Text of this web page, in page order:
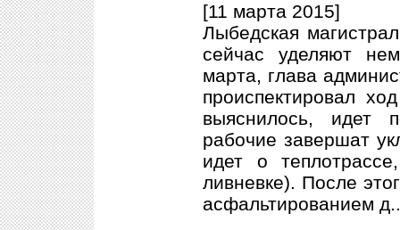
[11 марта 2015]
Лыбедская
сейчас уделяют
марта, глава
происпектировал
выяснилось, идет
рабочие завершат
идет о
ливневке). После
асфальтированием